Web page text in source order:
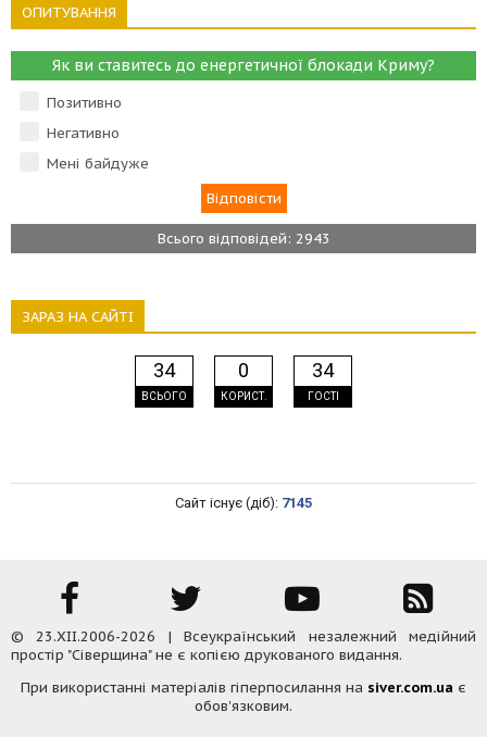
ОПИТУВАННЯ
Як ви ставитесь до енергетичної блокади Криму?
Позитивно
Негативно
Мені байдуже
Всього відповідей: 2943
ЗАРАЗ НА САЙТІ
34
ВСЬОГО
0
КОРИСТ.
34
ГОСТІ
Сайт існує (діб): 7145
© 23.XII.2006-2026 | Всеукраїнський незалежний медійний
простір "Сіверщина" не є копією друкованого видання.
При використанні матеріалів гіперпосилання на siver.com.ua є
обов'язковим.